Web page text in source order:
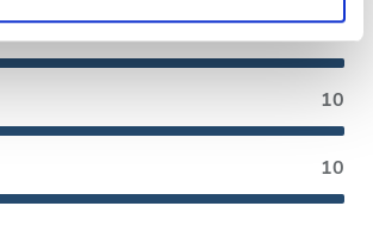
10
10
10